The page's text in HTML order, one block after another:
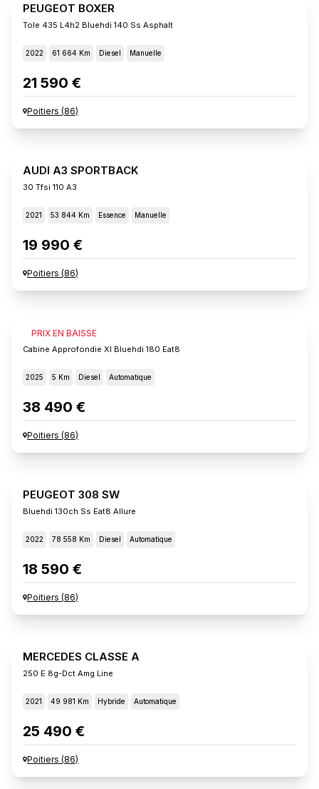
PEUGEOT BOXER
Tole 435 L4h2 Bluehdi 140 Ss Asphalt
2022 61 664 Km Diesel Manuelle
21 590 €
Poitiers (86)
AUDI A3 SPORTBACK
30 Tfsi 110 A3
2021 53 844 Km Essence Manuelle
19 990 €
Poitiers (86)
PRIX EN BAISSE
FIAT SCUDO
Cabine Approfondie Xl Bluehdi 180 Eat8
2025 5 Km Diesel Automatique
38 490 €
Poitiers (86)
PEUGEOT 308 SW
Bluehdi 130ch Ss Eat8 Allure
2022 78 558 Km Diesel Automatique
18 590 €
Poitiers (86)
MERCEDES CLASSE A
250 E 8g-Dct Amg Line
2021 49 981 Km Hybride Automatique
25 490 €
Poitiers (86)